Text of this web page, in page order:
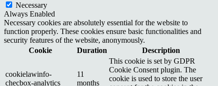
Necessary
Always Enabled
Necessary cookies are absolutely essential for the website to
function properly. These cookies ensure basic functionalities and
security features of the website, anonymously.
Cookie
Duration Description
cookielawinfo-
checbox-analytics
11
months
This cookie is set by GDPR
Cookie Consent plugin. The
cookie is used to store the user